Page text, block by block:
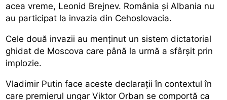
acea vreme, Leonid Brejnev. România și Albania nu
au participat la invazia din Cehoslovacia.
Cele două invazii au menținut un sistem dictatorial
ghidat de Moscova care până la urmă a sfârșit prin
implozie.
Vladimir Putin face aceste declarații în contextul în
care premierul ungar Viktor Orban se comportă ca